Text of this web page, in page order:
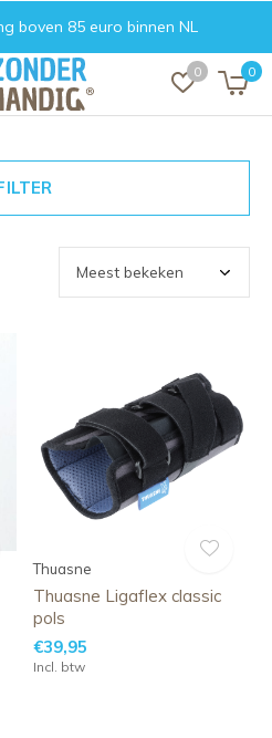
0 0
boven 85 euro binnen NL
Thuasne
Thuasne Ligaflex classic
pols
€39,95
Incl. btw